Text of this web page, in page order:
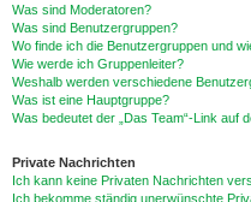
Was sind Moderatoren?
Was sind Benutzergruppen?
Wo finde ich die Benutzergruppen und
Wie werde ich Gruppenleiter?
Weshalb werden verschiedene
Was ist eine Hauptgruppe?
Was bedeutet der „Das Team“-Link auf
Private Nachrichten
Ich kann keine Privaten Nachrichten
Ich bekomme ständig unerwünschte